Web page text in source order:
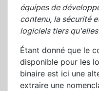
équipes de
contenu, la sécurité
logiciels tiers
Étant donné que le
disponible pour les
binaire est ici une
extraire une